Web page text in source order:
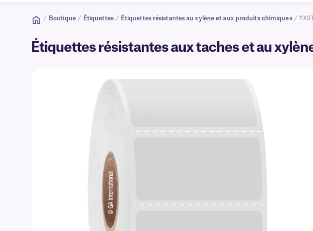
/ Boutique / Étiquettes / Étiquettes résistantes au xylène et aux produits chimiques /
Étiquettes résistantes aux taches et au